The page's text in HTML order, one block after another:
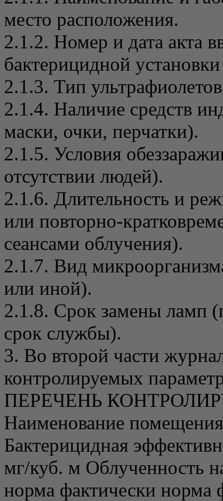
место расположения.
2.1.2. Номер и дата акта
бактерицидной
2.1.3. Тип
2.1.4. Наличие средств
маски, очки, перчатки).
2.1.5. Условия
отсутствии людей).
2.1.6. Длительность и
или повторно-
сеансами облучения).
2.1.7. Вид
или иной).
2.1.8. Срок замены ламп
срок службы).
3. Во второй части
контролируемых
ПЕРЕЧЕНЬ
Наименование
Бактерицидная
мг/куб. м Облученность
норма фактически норма